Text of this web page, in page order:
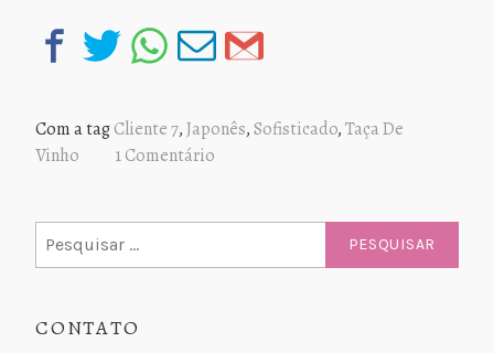
Com a tagCliente 7,Japonês,Sofisticado,Taça De
Vinho
1 Comentário
por:
CONTATO